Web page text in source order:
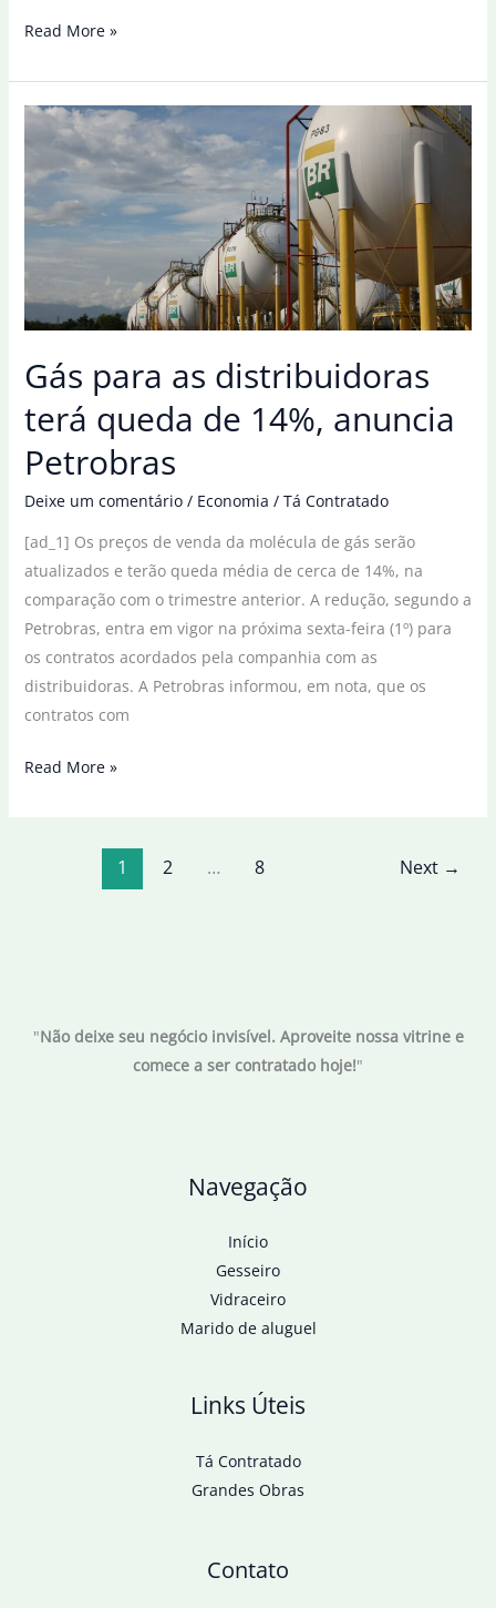
Estados
compram
8%
de
todo
o
petróleo
vendido
pela
Petrobras
Read More »
Gás para as distribuidoras
terá queda de 14%, anuncia
Petrobras
Deixe um comentário / Economia / Tá Contratado
[ad_1] Os preços de venda da molécula de gás serão
atualizados e terão queda média de cerca de 14%, na
comparação com o trimestre anterior. A redução, segundo a
Petrobras, entra em vigor na próxima sexta-feira (1º) para
os contratos acordados pela companhia com as
distribuidoras. A Petrobras informou, em nota, que os
contratos com
Gás
distribuidoras
Petrobras
Read More »
1 2 … 8 Next →
"Não deixe seu negócio invisível. Aproveite nossa vitrine e
comece a ser contratado hoje!"
Navegação
Início
Gesseiro
Vidraceiro
Marido de aluguel
Links Úteis
Tá Contratado
Grandes Obras
Contato